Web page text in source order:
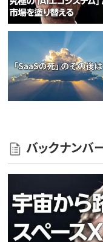
バックナンバ